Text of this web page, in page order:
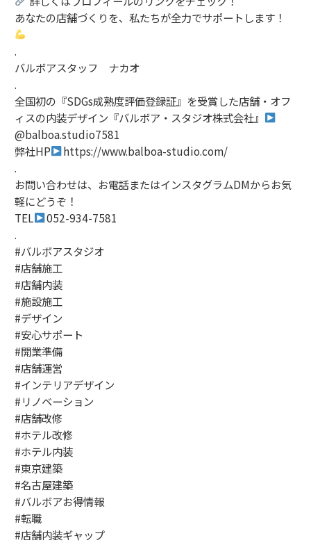
あなたの店舗づくりを、私たちが全力でサポートします！
.
バルボアスタッフ ナカオ
.
全国初の『SDGs成熟度評価登録証』を受賞した店舗・オフ
ィスの内装デザイン『バルボア・スタジオ株式会社』
@balboa.studio7581
弊社HP
https://www.balboa-studio.com/
.
お問い合わせは、お電話またはインスタグラムDMからお気
軽にどうぞ！
TEL
052-934-7581
.
#バルボアスタジオ
#店舗施工
#店舗内装
#施設施工
#デザイン
#安心サポート
#開業準備
#店舗運営
#インテリアデザイン
#リノベーション
#店舗改修
#ホテル改修
#ホテル内装
#東京建築
#名古屋建築
#バルボアお得情報
#転職
#店舗内装ギャップ